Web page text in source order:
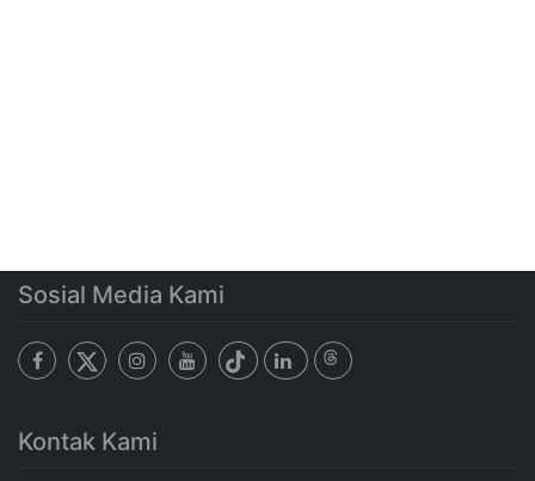
Sosial Media Kami
Kontak Kami